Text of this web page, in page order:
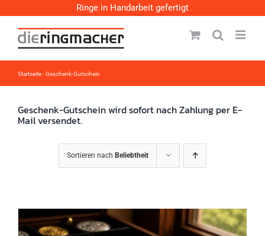
Ringe in Handarbeit gefertigt
Inhalt
springen
Startseite-Geschenk-Gutschein
Geschenk-Gutschein wird sofort nach Zahlung per E-
Mail versendet.
Sortieren nach Beliebtheit